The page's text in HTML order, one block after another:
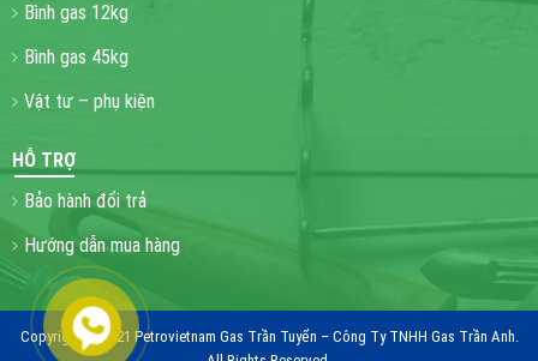
Bình gas 12kg
Bình gas 45kg
Vật tư – phụ kiện
HỖ TRỢ
Bảo hành đổi trả
Hướng dẫn mua hàng
Copyright © 2021 Petrovietnam Gas Trần Tuyển – Công Ty TNHH Gas Trần Anh.